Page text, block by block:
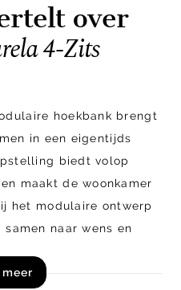
over
4-Zits
hoekbank brengt
in een eigentijds
biedt volop
maakt de woonkamer
het modulaire ontwerp
naar wens en
hoes zorgt
meer